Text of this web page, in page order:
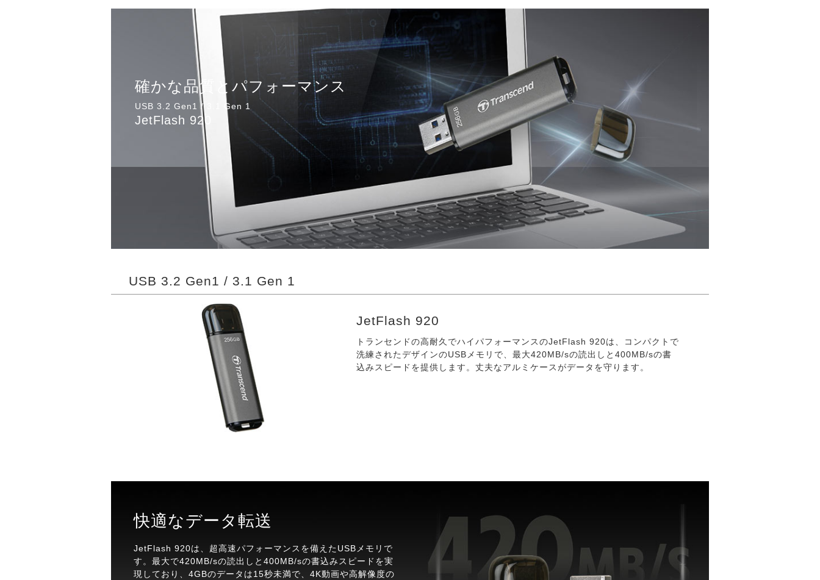
確かな品質とパフォーマンス
USB 3.2 Gen1 / 3.1 Gen 1
JetFlash 920
USB 3.2 Gen1 / 3.1 Gen 1
JetFlash 920
トランセンドの高耐久でハイパフォーマンスのJetFlash 920は、コンパクトで
洗練されたデザインのUSBメモリで、最大420MB/sの読出しと400MB/sの書
込みスピードを提供します。丈夫なアルミケースがデータを守ります。
快適なデータ転送
JetFlash 920は、超高速パフォーマンスを備えたUSBメモリで
す。最大で420MB/sの読出しと400MB/sの書込みスピードを実
現しており、4GBのデータは15秒未満で、4K動画や高解像度の